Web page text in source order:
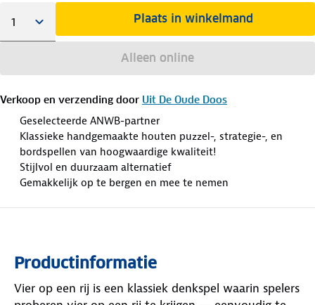
Plaats in winkelmand
Alleen online
Verkoop en verzending door Uit De Oude Doos
Geselecteerde ANWB-partner
Klassieke handgemaakte houten puzzel-, strategie-, en
bordspellen van hoogwaardige kwaliteit!
Stijlvol en duurzaam alternatief
Gemakkelijk op te bergen en mee te nemen
Productinformatie
Vier op een rij is een klassiek denkspel waarin spelers